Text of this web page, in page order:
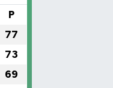
P
77
73
69